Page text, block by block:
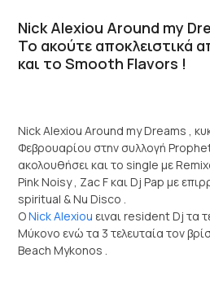
Nick Alexiou Around my
Το ακούτε αποκλειστικά
και το Smooth Flavors !
Nick Alexiou Around my Dreams ,
Φεβρουαρίου στην συλλογή
ακολουθήσει και το single με
Pink Noisy , Zac F και Dj Pap με
spiritual & Nu Disco .
ΟNick Alexiou ειναι resident Dj τα
Μύκονο ενώ τα 3 τελευταία τον
Beach Mykonos .